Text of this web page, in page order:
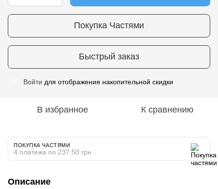
Покупка Частями
Быстрый заказ
Войти для отображения накопительной скидки
В избранное К сравнению
ПОКУПКА ЧАСТЯМИ
4 платежа по 237.50 грн
Описание